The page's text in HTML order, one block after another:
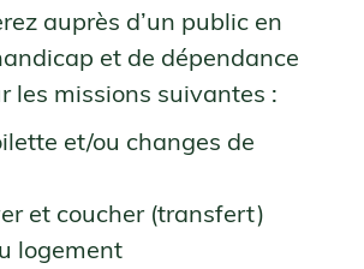
auprès d’un public en
et de dépendance
les missions suivantes :
et/ou changes de
et coucher (transfert)
logement